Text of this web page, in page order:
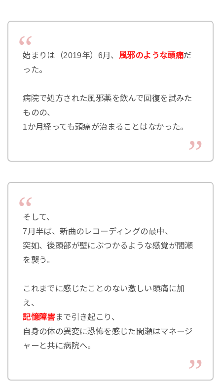
始まりは（2019年）6月、 風邪のような頭痛だ
った。
病院で処方された風邪薬を飲んで回復を試みた
ものの、
1か月経っても頭痛が治まることはなかった。
そして、
7月半ば、新曲のレコーディングの最中、
突如、後頭部が壁にぶつかるような感覚が間瀬
を襲う。
これまでに感じたことのない激しい頭痛に加
え、
記憶障害まで引き起こり、
自身の体の異変に恐怖を感じた間瀬はマネージ
ャーと共に病院へ。